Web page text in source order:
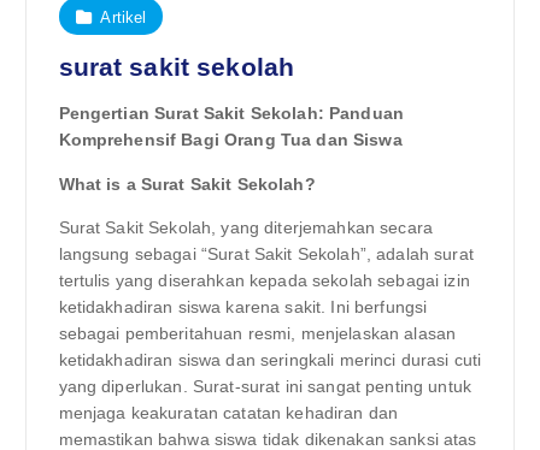
Artikel
surat sakit sekolah
Pengertian Surat Sakit Sekolah: Panduan
Komprehensif Bagi Orang Tua dan Siswa
What is a Surat Sakit Sekolah?
Surat Sakit Sekolah, yang diterjemahkan secara
langsung sebagai “Surat Sakit Sekolah”, adalah surat
tertulis yang diserahkan kepada sekolah sebagai izin
ketidakhadiran siswa karena sakit. Ini berfungsi
sebagai pemberitahuan resmi, menjelaskan alasan
ketidakhadiran siswa dan seringkali merinci durasi cuti
yang diperlukan. Surat-surat ini sangat penting untuk
menjaga keakuratan catatan kehadiran dan
memastikan bahwa siswa tidak dikenakan sanksi atas